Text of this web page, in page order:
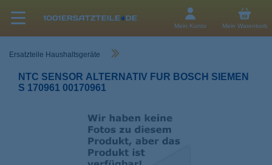
Mein Konto Mein Warenkorb
Ersatzteile Haushaltsgeräte
NTC SENSOR ALTERNATIV FUR BOSCH SIEMEN
S 170961 00170961